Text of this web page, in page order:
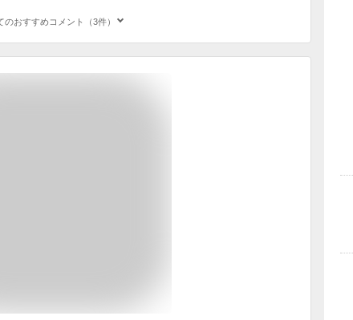
のおすすめコメント（3件）